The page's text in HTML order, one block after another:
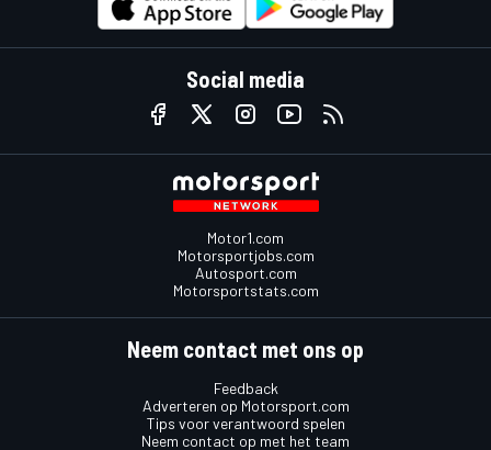
Social media
Motor1.com
Motorsportjobs.com
Autosport.com
Motorsportstats.com
Neem contact met ons op
Feedback
Adverteren op Motorsport.com
Tips voor verantwoord spelen
Neem contact op met het team